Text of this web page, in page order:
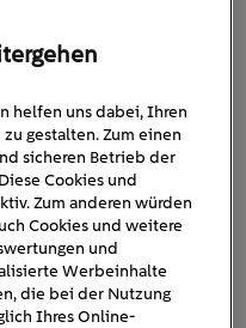
helfen uns dabei, Ihren
gestalten. Zum einen
sicheren Betrieb der
Cookies und
Zum anderen würden
Cookies und weitere
und
Werbeinhalte
die bei der Nutzung
Ihres Online-